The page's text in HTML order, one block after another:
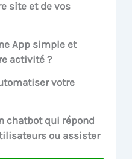
site et de vos
App simple et
activité ?
votre
chatbot qui répond
ou assister